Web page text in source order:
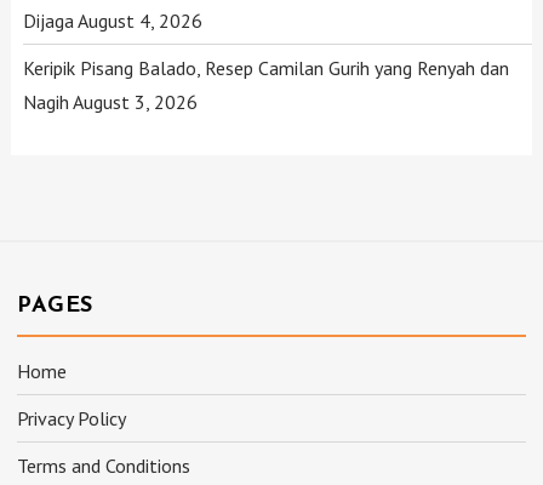
Dijaga August 4, 2026
Keripik Pisang Balado, Resep Camilan Gurih yang Renyah dan
Nagih August 3, 2026
PAGES
Home
Privacy Policy
Terms and Conditions